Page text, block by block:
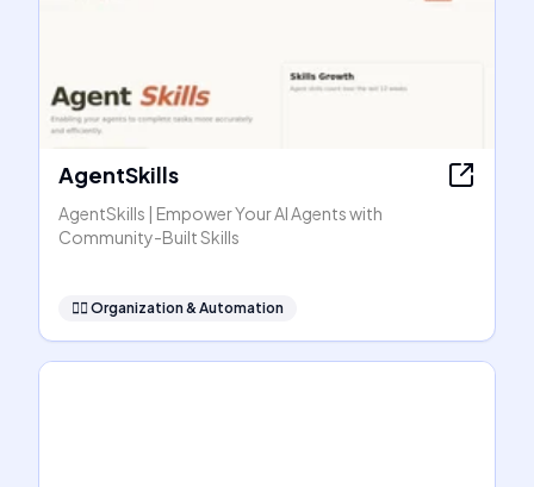
AgentSkills
AgentSkills | Empower Your AI Agents with
Community-Built Skills
🧞‍♂️ Organization & Automation